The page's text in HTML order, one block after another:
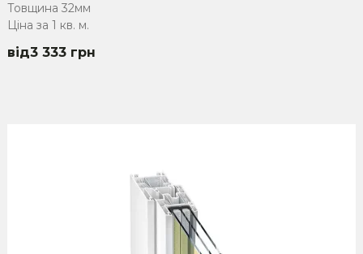
Товщина 32мм
Ціна за 1 кв. м.
3 333 грн